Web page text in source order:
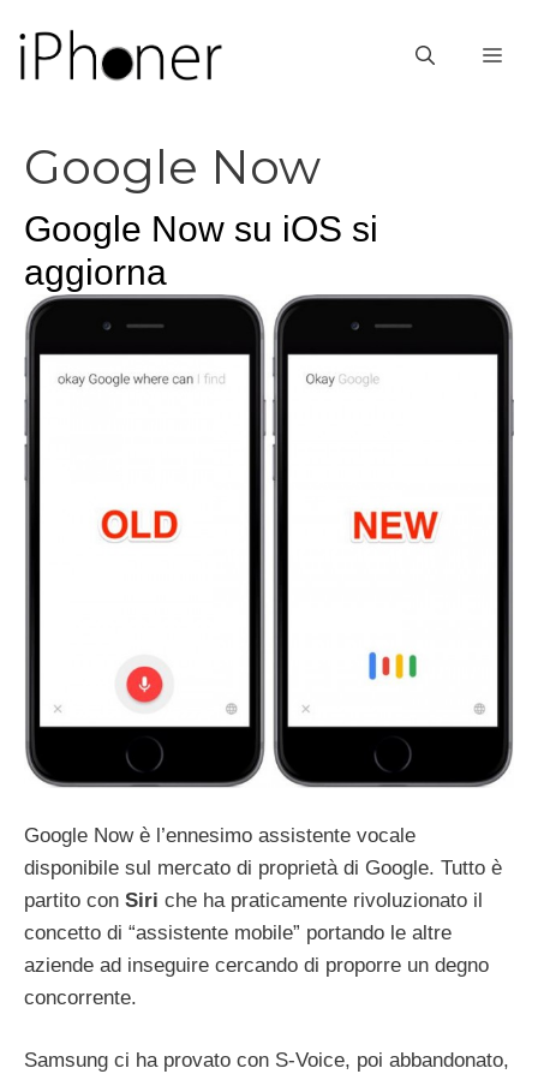
contenuto
Google Now
Google Now su iOS si
aggiorna
Google Now è l’ennesimo assistente vocale
disponibile sul mercato di proprietà di Google. Tutto è
partito con Siri che ha praticamente rivoluzionato il
concetto di “assistente mobile” portando le altre
aziende ad inseguire cercando di proporre un degno
concorrente.
Samsung ci ha provato con S-Voice, poi abbandonato,